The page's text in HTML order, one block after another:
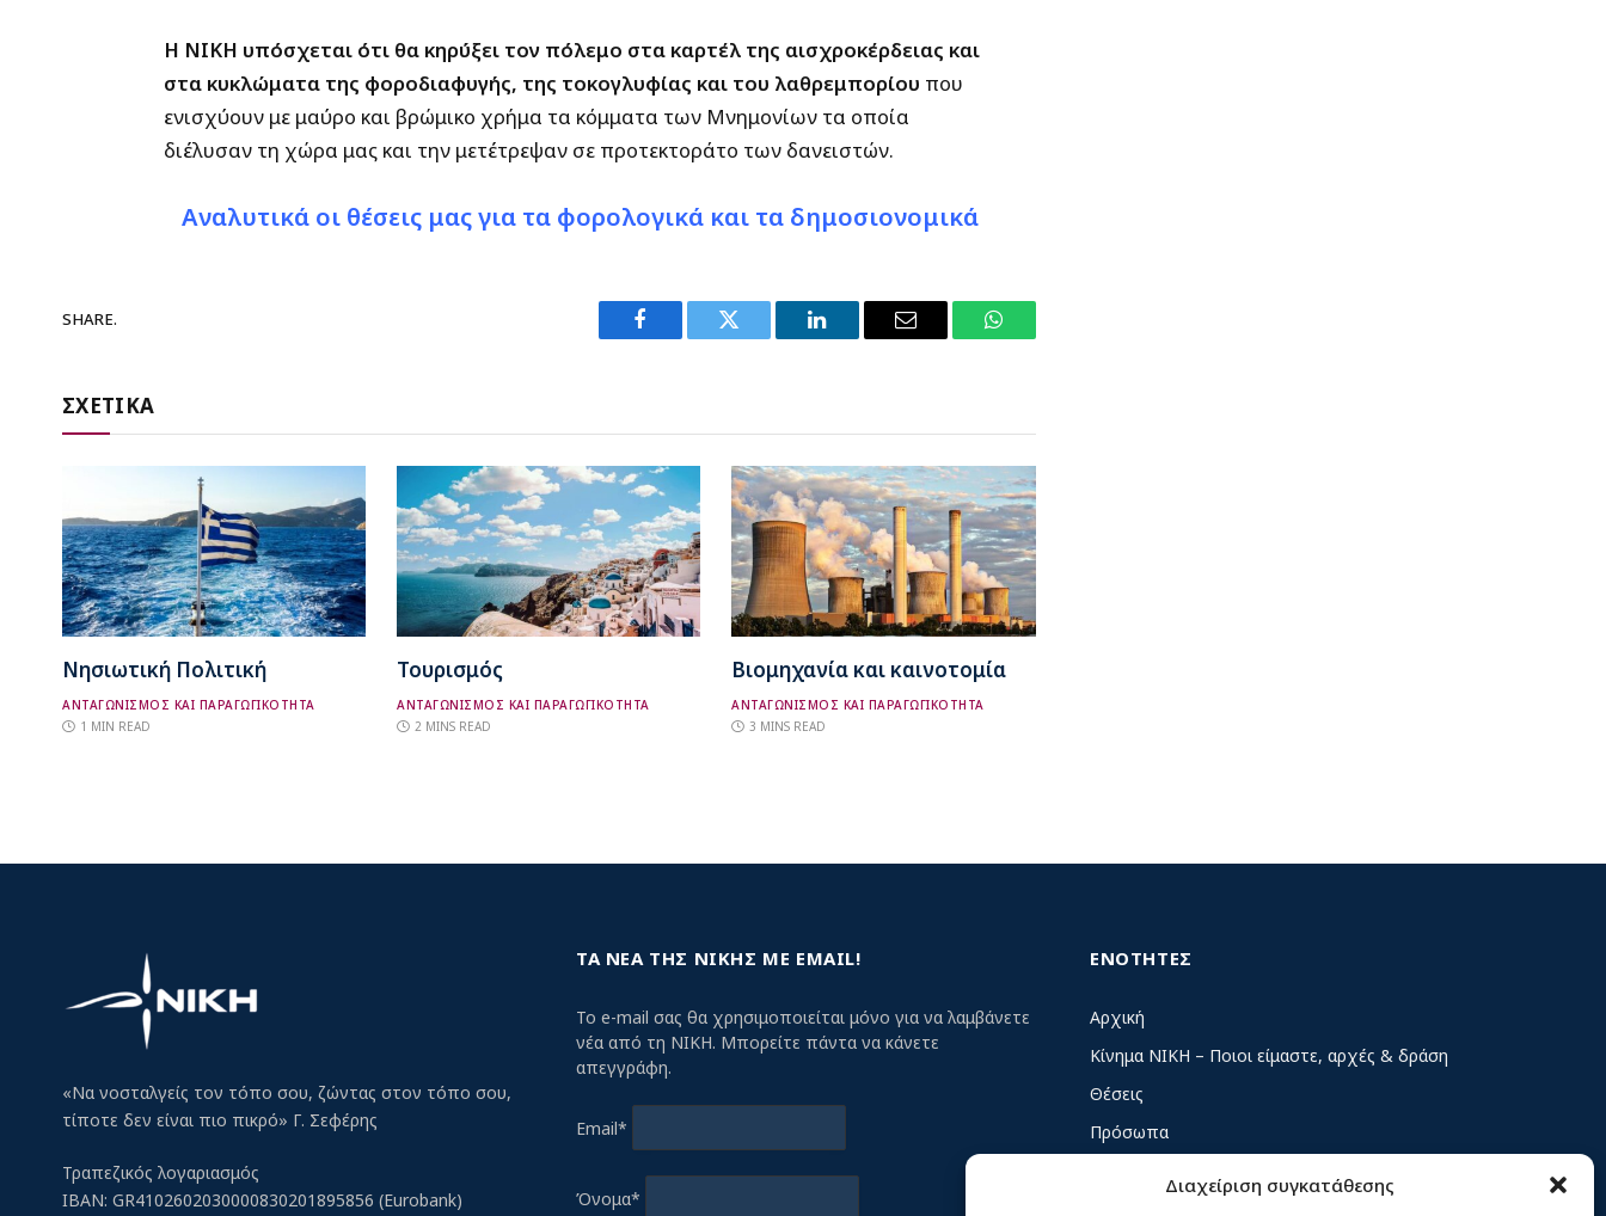
Διαχείριση συγκατάθεσης
Η ΝΙΚΗ υπόσχεται ότι θα κηρύξει τον πόλεμο στα καρτέλ της αισχροκέρδειας και
στα κυκλώματα της φοροδιαφυγής, της τοκογλυφίας και του λαθρεμπορίου που
ενισχύουν με μαύρο και βρώμικο χρήμα τα κόμματα των Μνημονίων τα οποία
διέλυσαν τη χώρα μας και την μετέτρεψαν σε προτεκτοράτο των δανειστών.
Αναλυτικά οι θέσεις μας για τα φορολογικά και τα δημοσιονομικά
SHARE.
Facebook Twitter LinkedIn Email WhatsApp
ΣΧΕΤΙΚΑ
Νησιωτική Πολιτική
ΑΝΤΑΓΩΝΙΣΜΟΣ ΚΑΙ ΠΑΡΑΓΩΓΙΚΟΤΗΤΑ
1 MIN READ
Τουρισμός
ΑΝΤΑΓΩΝΙΣΜΟΣ ΚΑΙ ΠΑΡΑΓΩΓΙΚΟΤΗΤΑ
2 MINS READ
Βιομηχανία και καινοτομία
ΑΝΤΑΓΩΝΙΣΜΟΣ ΚΑΙ ΠΑΡΑΓΩΓΙΚΟΤΗΤΑ
3 MINS READ
«Να νοσταλγείς τον τόπο σου, ζώντας στον τόπο σου,
τίποτε δεν είναι πιο πικρό» Γ. Σεφέρης
Τραπεζικός λογαριασμός
IBAN: GR4102602030000830201895856 (Eurobank)
ΤΑ ΝΕΑ ΤΗΣ ΝΙΚΗΣ ΜΕ EMAIL!
Το e-mail σας θα χρησιμοποιείται μόνο για να λαμβάνετε
νέα από τη ΝΙΚΗ. Μπορείτε πάντα να κάνετε
απεγγράφη.
Email*
Όνομα*
ΕΝΟΤΗΤΕΣ
Αρχική
Κίνημα ΝΙΚΗ – Ποιοι είμαστε, αρχές & δράση
Θέσεις
Πρόσωπα